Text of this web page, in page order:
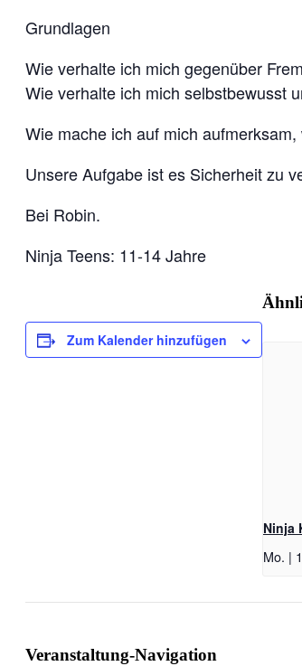
Grundlagen
Wie verhalte ich mich gegenüber
Wie verhalte ich mich selbstbewusst
Wie mache ich auf mich
Unsere Aufgabe ist es Sicherheit zu
Bei Robin.
Ninja Teens: 11-14 Jahre
Zum Kalender hinzufügen
Ninja
Mo. |
Veranstaltung-Navigation